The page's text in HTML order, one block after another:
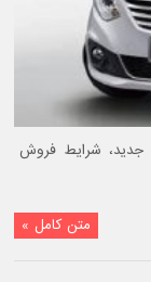
جدید، شرایط فروش
متن کامل »